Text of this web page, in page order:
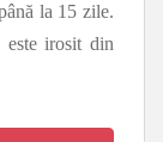
la 15 zile.
irosit din